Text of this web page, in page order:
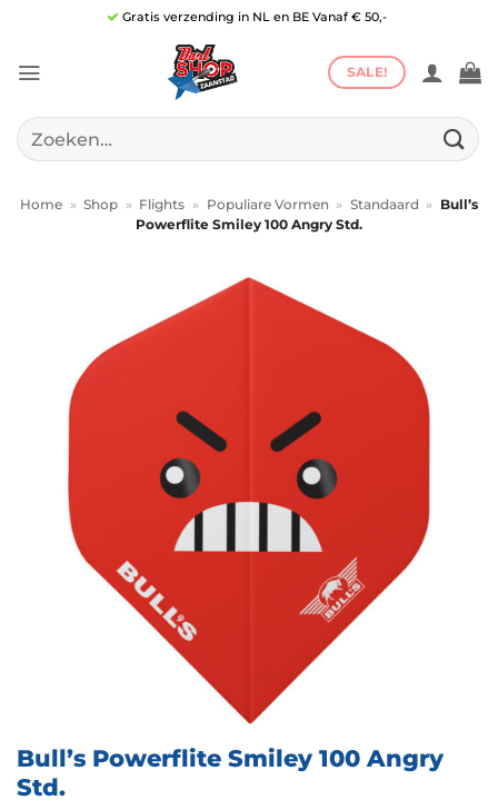
inhoud
Gratis verzending in NL en BE Vanaf € 50,-
SALE!
Zoeken
naar:
Home » Shop » Flights » Populiare Vormen » Standaard »
Bull’s
Powerflite Smiley 100 Angry Std.
Bull’s Powerflite Smiley 100 Angry
Std.